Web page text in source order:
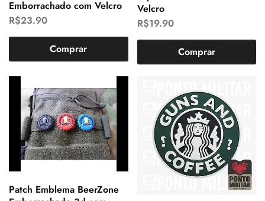
Emborrachado com Velcro
R$23.90
Comprar
Velcro
R$19.90
Comprar
Patch Emblema BeerZone